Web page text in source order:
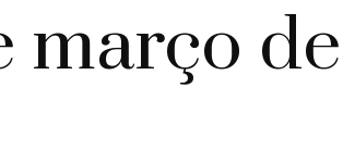
março